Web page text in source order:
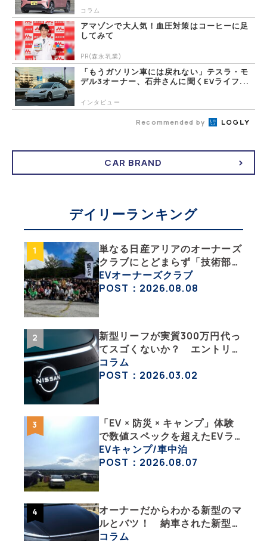
コラム
アマゾンで大人気！血圧対策はコーヒーに足
してみて
PR(森永乳業)
「もうガソリン車には戻れない」テスラ・モ
デル3オーナー、石井さんに聞くEVライフ...
インタビュー
Recommended by
CAR BRAND
デイリーランキング
単なる日産アリアのオーナーズ
クラブにとどまらず「技術部」
「バイク部」「釣り部」など多
彩な趣味人集合体がAOCJ【
EVオーナーズクラブ
POST：2026.08.08
新型リーフが実質300万円代っ
てスゴくないか？ エントリー
グレード「B5」の中身を詳細
チェックした
コラム
POST：2026.03.02
「EV × 防災 × キャンプ」体験
で数値スペックを超えたEVラ
イフの豊かさを実感【 EV
SUMMER CAMP 2026 】
EVキャンプ/車中泊
POST：2026.08.07
オーナーだからわかる新型のマ
ルとバツ！ 納車された新型を
旧型モデルＹと細部まで比べて
コラム